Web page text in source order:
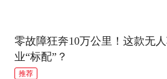
零故障狂奔10万公里！这款无
业“标配”？
推荐